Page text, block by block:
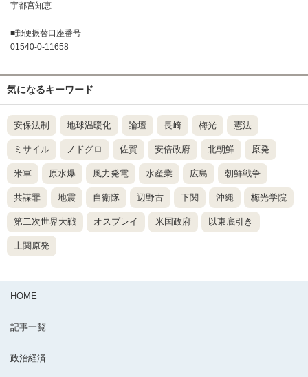
宇都宮知恵
■郵便振替口座番号
01540-0-11658
気になるキーワード
安保法制 地球温暖化 論壇 長崎 梅光 憲法
ミサイル ノドグロ 佐賀 安倍政府 北朝鮮 原発
米軍 原水爆 風力発電 水産業 広島 朝鮮戦争
共謀罪 地震 自衛隊 辺野古 下関 沖縄 梅光学院
第二次世界大戦 オスプレイ 米国政府 以東底引き
上関原発
HOME
記事一覧
政治経済